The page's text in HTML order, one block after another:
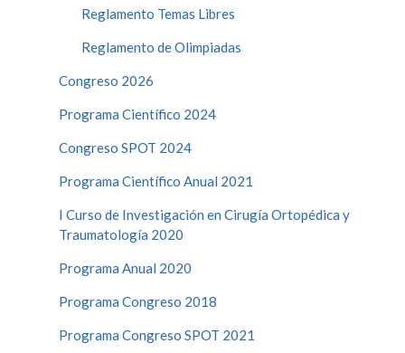
Reglamento Temas Libres
Reglamento de Olimpiadas
Congreso 2026
Programa Científico 2024
Congreso SPOT 2024
Programa Científico Anual 2021
I Curso de Investigación en Cirugía Ortopédica y
Traumatología 2020
Programa Anual 2020
Programa Congreso 2018
Programa Congreso SPOT 2021